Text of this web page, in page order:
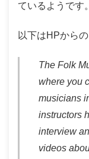
ているようです。
以下はHPからの
The Folk
where you
musicians
instructors
interview
videos